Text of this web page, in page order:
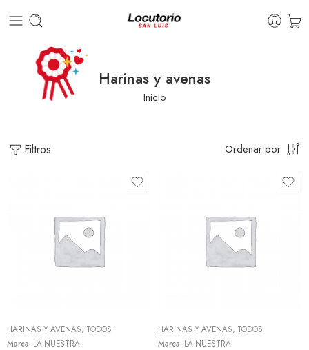
Harinas y avenas
Inicio
Filtros Ordenar por
HARINAS Y AVENAS, TODOS
Marca: LA NUESTRA
HARINAS Y AVENAS, TODOS
Marca: LA NUESTRA